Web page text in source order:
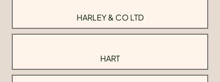
HARLEY & CO LTD
HART